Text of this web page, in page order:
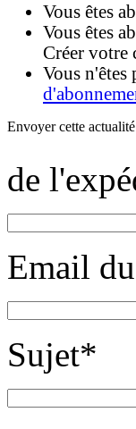
Vous êtes
Vous êtes
Créer votre
Vous n'êtes
Envoyer cette
de
Email
Sujet*